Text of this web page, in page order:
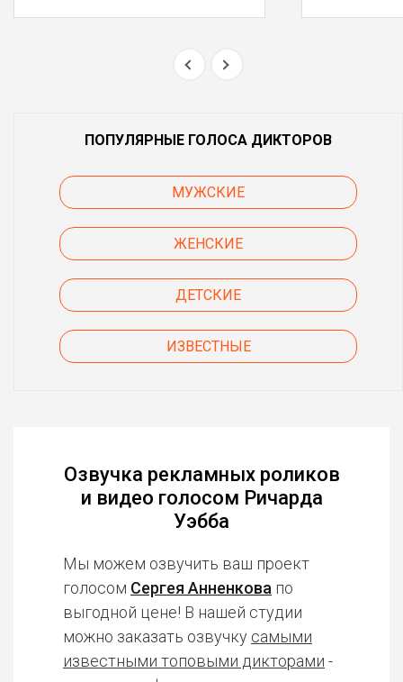
ПОПУЛЯРНЫЕ ГОЛОСА ДИКТОРОВ
МУЖСКИЕ
ЖЕНСКИЕ
ДЕТСКИЕ
ИЗВЕСТНЫЕ
Озвучка рекламных роликов
и видео голосом Ричарда
Уэбба
Мы можем озвучить ваш проект
голосом Сергея Анненкова по
выгодной цене! В нашей студии
можно заказать озвучку самыми
известными топовыми дикторами -